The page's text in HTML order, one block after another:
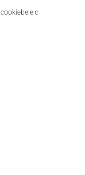
cookiebeleid